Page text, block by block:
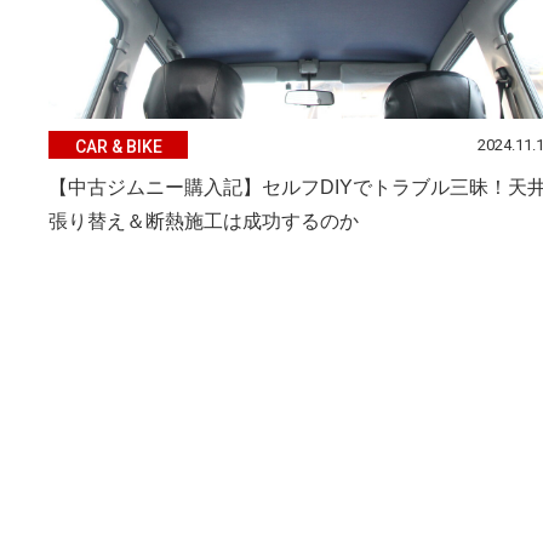
CAR & BIKE
【中古ジムニー購入記】セルフDIYでトラブル三昧！天
張り替え＆断熱施工は成功するのか